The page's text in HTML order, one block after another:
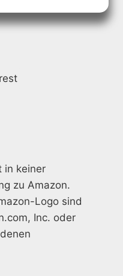
in keiner
zu Amazon.
Logo sind
Inc. oder